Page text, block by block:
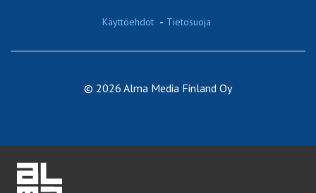
Käyttöehdot - Tietosuoja
© 2026 Alma Media Finland Oy